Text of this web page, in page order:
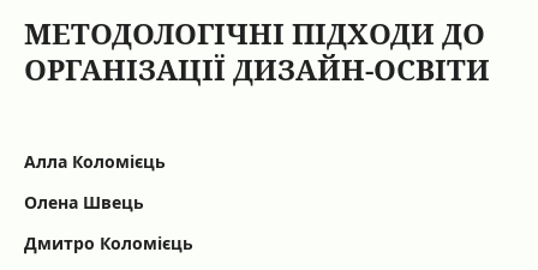
МЕТОДОЛОГІЧНІ ПІДХОДИ ДО
ОРГАНІЗАЦІЇ ДИЗАЙН-ОСВІТИ
Алла Коломієць
Олена Швець
Дмитро Коломієць